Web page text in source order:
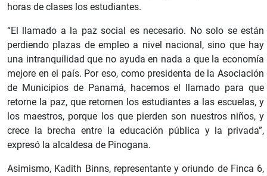
horas de clases los estudiantes.
“El llamado a la paz social es necesario. No solo se están
perdiendo plazas de empleo a nivel nacional, sino que hay
una intranquilidad que no ayuda en nada a que la economía
mejore en el país. Por eso, como presidenta de la Asociación
de Municipios de Panamá, hacemos el llamado para que
retorne la paz, que retornen los estudiantes a las escuelas, y
los maestros, porque los que pierden son nuestros niños, y
crece la brecha entre la educación pública y la privada”,
expresó la alcaldesa de Pinogana.
Asimismo, Kadith Binns, representante y oriundo de Finca 6,